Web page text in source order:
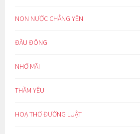
NON NƯỚC CHẲNG YÊN
ĐẦU ĐÔNG
NHỚ MÃI
THẦM YÊU
HOẠ THƠ ĐƯỜNG LUẬT